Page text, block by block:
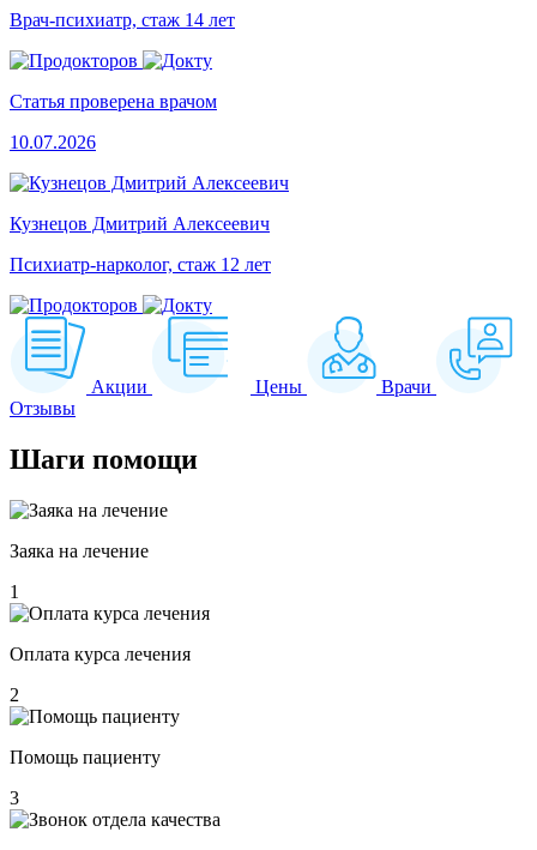
Врач-психиатр, стаж 14 лет
Статья проверена врачом
10.07.2026
Кузнецов Дмитрий Алексеевич
Психиатр-нарколог, стаж 12 лет
Акции Цены
Врачи
Отзывы
Шаги помощи
Заяка на лечение
1
Оплата курса лечения
2
Помощь пациенту
3